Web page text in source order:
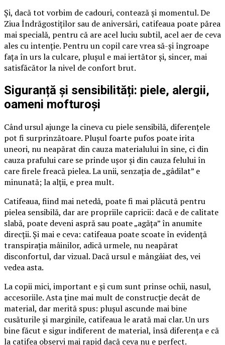
Și, dacă tot vorbim de cadouri, contează și momentul. De
Ziua Îndrăgostiților sau de aniversări, catifeaua poate părea
mai specială, pentru că are acel luciu subtil, acel aer de ceva
ales cu intenție. Pentru un copil care vrea să-și îngroape
fața în urs la culcare, plușul e mai iertător și, sincer, mai
satisfăcător la nivel de confort brut.
Siguranță și sensibilități: piele, alergii,
oameni mofturoși
Când ursul ajunge la cineva cu piele sensibilă, diferențele
pot fi surprinzătoare. Plușul foarte pufos poate irita
uneori, nu neapărat din cauza materialului în sine, ci din
cauza prafului care se prinde ușor și din cauza felului în
care firele freacă pielea. La unii, senzația de „gâdilat” e
minunată; la alții, e prea mult.
Catifeaua, fiind mai netedă, poate fi mai plăcută pentru
pielea sensibilă, dar are propriile capricii: dacă e de calitate
slabă, poate deveni aspră sau poate „agăța” în anumite
direcții. Și mai e ceva: catifeaua poate scoate în evidență
transpirația mâinilor, adică urmele, nu neapărat
disconfortul, dar vizual. Dacă ursul e mângâiat des, vei
vedea asta.
La copii mici, important e și cum sunt prinse ochii, nasul,
accesoriile. Asta ține mai mult de construcție decât de
material, dar merită spus: plușul ascunde mai bine
cusăturile și marginile, catifeaua le arată mai clar. Un urs
bine făcut e sigur indiferent de material, însă diferența e că
la catifea observi mai rapid dacă ceva nu e perfect.